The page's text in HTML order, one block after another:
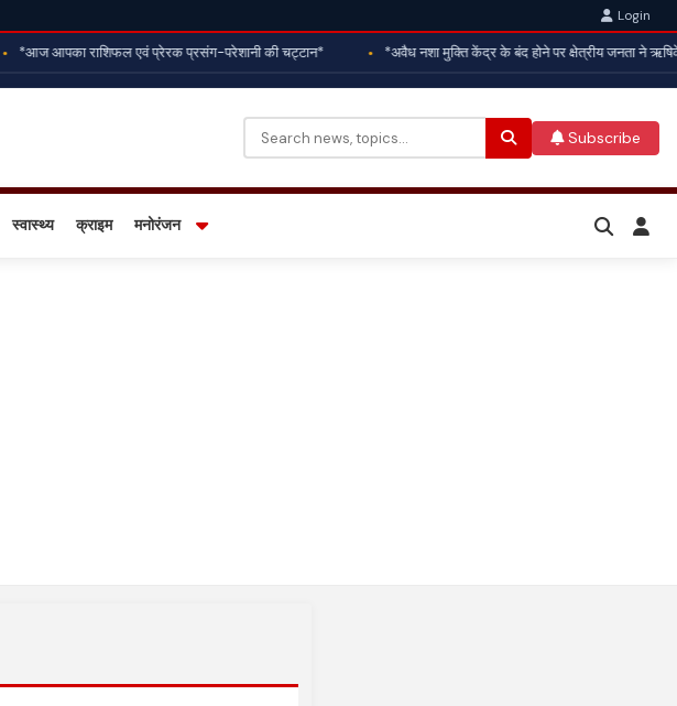
Login
*आज आपका राशिफल एवं प्रेरक प्रसंग-परेशानी की चट्टान* *अवैध नशा मुक्ति केंद्र के बंद होने पर क्षेत्रीय जनता ने
Search
Subscribe
स्वास्थ्य क्राइम मनोरंजन